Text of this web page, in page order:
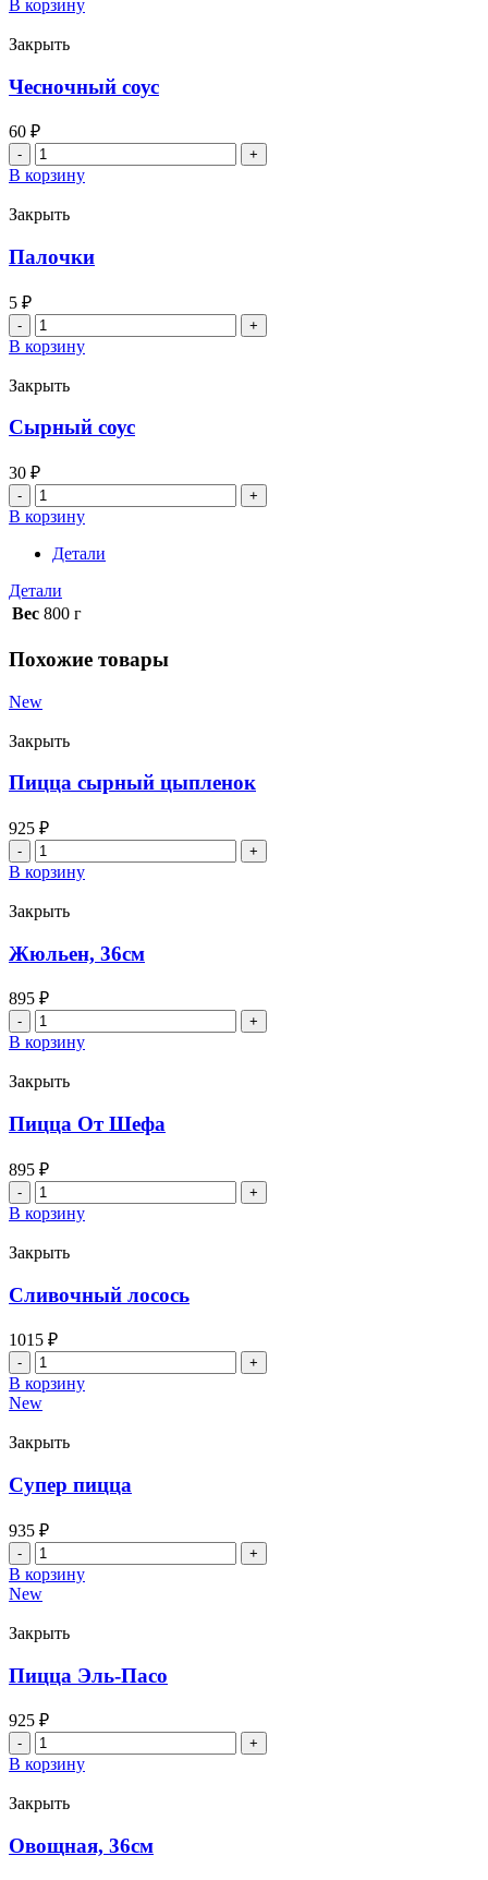
Спайси
соус
В корзину
Закрыть
Чесночный соус
60 ₽
Количество
товара
Чесночный
соус
В корзину
Закрыть
Палочки
5 ₽
Количество
товара
Палочки
В корзину
Закрыть
Сырный соус
30 ₽
Количество
товара
Сырный
соус
В корзину
Детали
Детали
Вес 800 г
Похожие товары
New
Закрыть
Пицца сырный цыпленок
925 ₽
Количество
товара
Пицца
сырный
цыпленок
В корзину
Закрыть
Жюльен, 36см
895 ₽
Количество
товара
36см
В корзину
Закрыть
Пицца От Шефа
895 ₽
Количество
товара
Пицца
От
Шефа
В корзину
Закрыть
Сливочный лосось
1015 ₽
Количество
товара
Сливочный
В корзину
New
Закрыть
Супер пицца
935 ₽
Количество
товара
Супер
В корзину
New
Закрыть
Пицца Эль-Пасо
925 ₽
Количество
товара
Пицца
Эль-
Пасо
В корзину
Закрыть
Овощная, 36см